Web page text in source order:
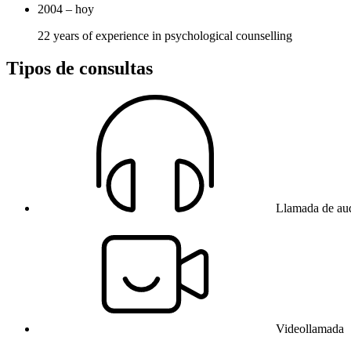
2004 – hoy
22 years of experience in psychological counselling
Tipos de consultas
Llamada de
Videollamada